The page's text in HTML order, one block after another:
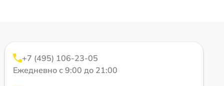
+7 (495) 106-23-05
Ежедневно с 9:00 до 21:00